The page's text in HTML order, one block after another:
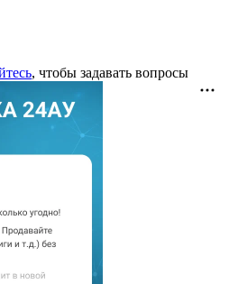
, чтобы задавать вопросы